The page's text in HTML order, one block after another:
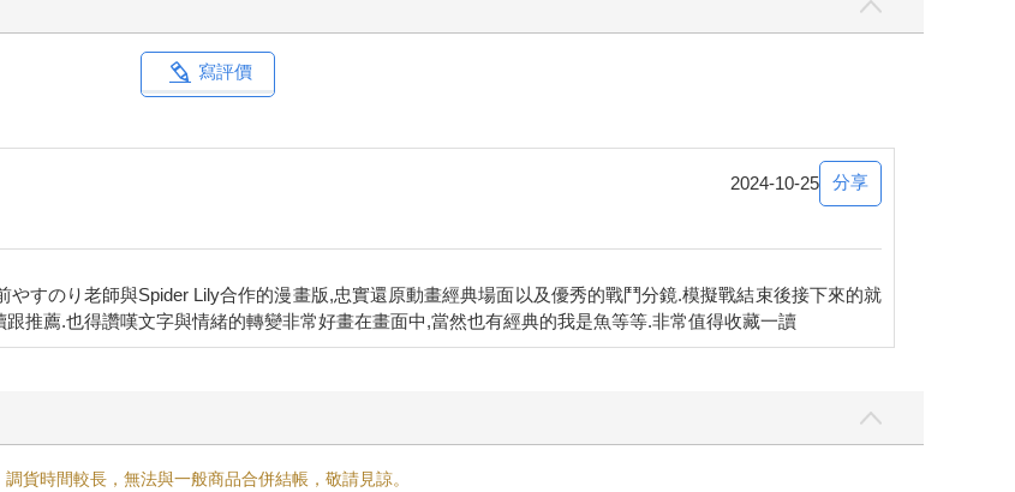
寫評價
2024-10-25 分享
すのり老師與Spider Lily合作的漫畫版,忠實還原動畫經典場面以及優秀的戰鬥分鏡.模擬戰結束後接下來的就
貨時間較長，無法與一般商品合併結帳，敬請見諒。